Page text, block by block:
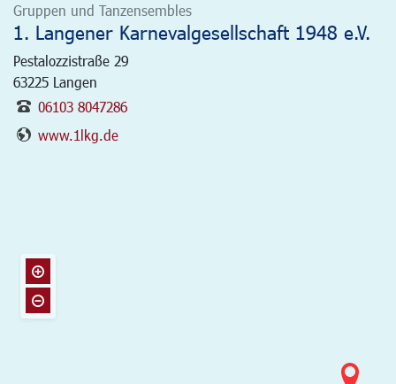
Gruppen und Tanzensembles
1. Langener Karnevalgesellschaft 1948 e.V.
Pestalozzistraße 29
63225 Langen
06103 8047286
www.1lkg.de